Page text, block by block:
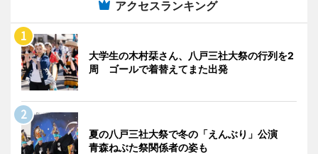
アクセスランキング
大学生の木村栞さん、八戸三社大祭の行列を2
周 ゴールで着替えてまた出発
夏の八戸三社大祭で冬の「えんぶり」公演
青森ねぶた祭関係者の姿も